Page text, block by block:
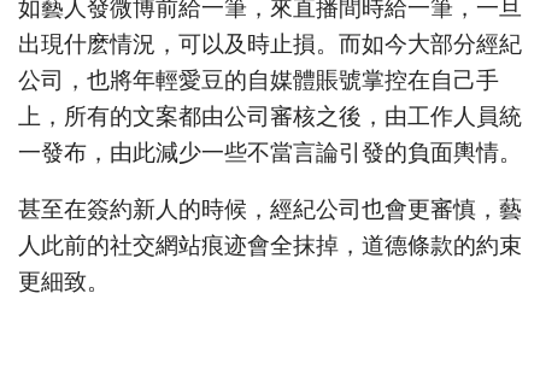
如藝人發微博前給一筆，來直播間時給一筆，一旦
出現什麽情況，可以及時止損。而如今大部分經紀
公司，也將年輕愛豆的自媒體賬號掌控在自己手
上，所有的文案都由公司審核之後，由工作人員統
一發布，由此減少一些不當言論引發的負面輿情。
甚至在簽約新人的時候，經紀公司也會更審慎，藝
人此前的社交網站痕迹會全抹掉，道德條款的約束
更細致。